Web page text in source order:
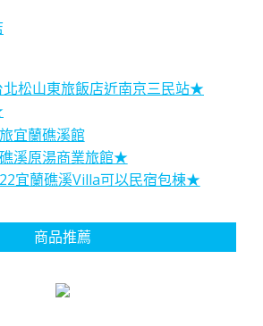
北松山東旅飯店近南京三民站★
宜蘭礁溪館
礁溪原湯商業旅館★
22宜蘭礁溪Villa可以民宿包棟★
商品推薦